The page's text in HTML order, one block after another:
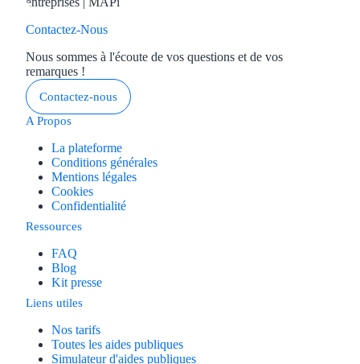
Contactez-Nous
Nous sommes à l'écoute de vos questions et de vos
remarques !
Contactez-nous
A Propos
La plateforme
Conditions générales
Mentions légales
Cookies
Confidentialité
Ressources
FAQ
Blog
Kit presse
Liens utiles
Nos tarifs
Toutes les aides publiques
Simulateur d'aides publiques